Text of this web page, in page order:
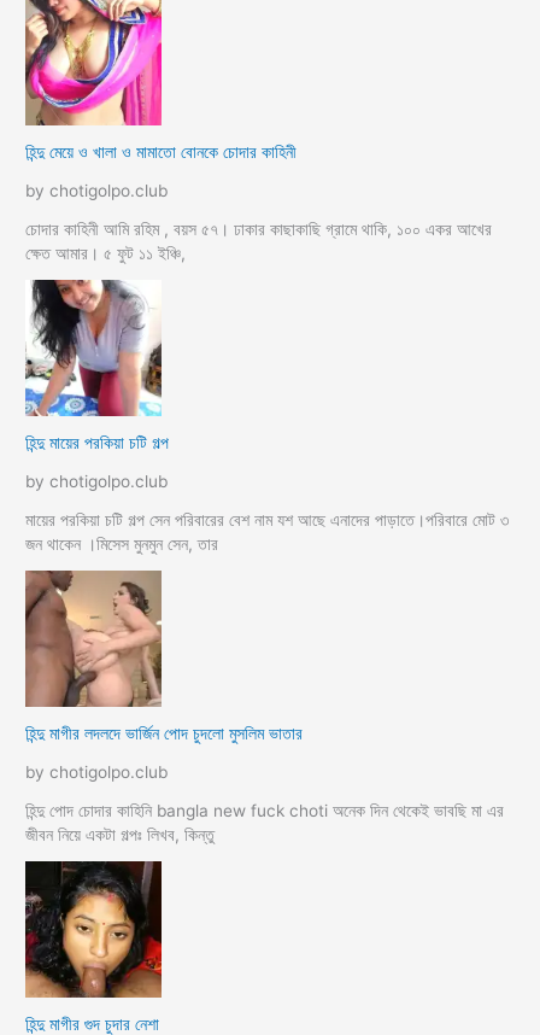
হিন্দু মেয়ে ও খালা ও মামাতো বোনকে চোদার কাহিনী
by chotigolpo.club
চোদার কাহিনী আমি রহিম , বয়স ৫৭। ঢাকার কাছাকাছি গ্রামে থাকি, ১০০ একর আখের
ক্ষেত আমার। ৫ ফুট ১১ ইঞ্চি,
হিন্দু মায়ের পরকিয়া চটি গল্প
by chotigolpo.club
মায়ের পরকিয়া চটি গল্প সেন পরিবারের বেশ নাম যশ আছে এনাদের পাড়াতে।পরিবারে মোট ৩
জন থাকেন ।মিসেস মুনমুন সেন, তার
হিন্দু মাগীর লদলদে ভার্জিন পোদ চুদলো মুসলিম ভাতার
by chotigolpo.club
হিন্দু পোদ চোদার কাহিনি bangla new fuck choti অনেক দিন থেকেই ভাবছি মা এর
জীবন নিয়ে একটা গল্পঃ লিখব, কিন্তু
হিন্দু মাগীর গুদ চুদার নেশা